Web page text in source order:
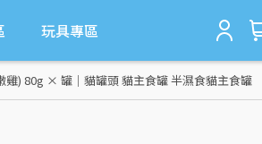
玩具專區
雞) 80g × 罐｜貓罐頭 貓主食罐 半濕食貓主食罐